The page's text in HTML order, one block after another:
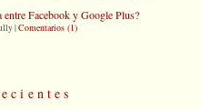
entre Facebook y Google Plus?
|Comentarios (1)